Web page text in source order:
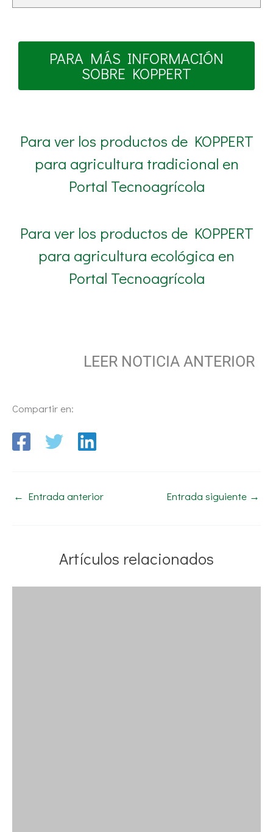
PARA MÁS INFORMACIÓN
SOBRE KOPPERT
Para ver los productos de KOPPERT
para agricultura tradicional en
Portal Tecnoagrícola
Para ver los productos de KOPPERT
para agricultura ecológica en
Portal Tecnoagrícola
LEER NOTICIA ANTERIOR
Compartir en:
← Entrada anterior Entrada siguiente →
Artículos relacionados